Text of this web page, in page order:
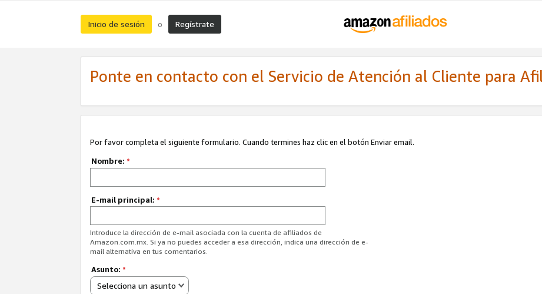
Inicio de sesión o Regístrate
Ponte en contacto con el Servicio de Atención al Cliente para
Por favor completa el siguiente formulario. Cuando termines haz clic en el botón Enviar email.
Nombre: *
E-mail principal: *
Introduce la dirección de e-mail asociada con la cuenta de afiliados de
Amazon.com.mx. Si ya no puedes acceder a esa dirección, indica una dirección de e-
mail alternativa en tus comentarios.
Asunto: *
Selecciona un asunto